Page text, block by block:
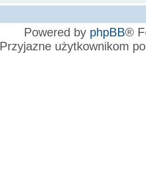
Powered by phpBB®
Przyjazne użytkownikom